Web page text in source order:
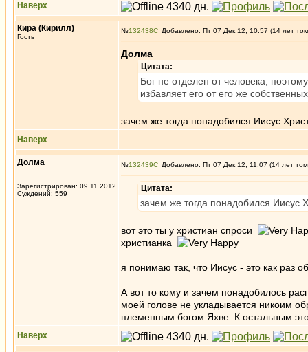
Наверх
Кира (Кирилл)
Гость
№132438 Добавлено: Пт 07 Дек 12, 10:57 (14 лет
Долма
Цитата:
Бог не отделен от человека,
избавляет его от его же
зачем же тогда понадобился Иисус
Наверх
Долма
Зарегистрирован: 09.11.2012
Суждений: 559
№132439 Добавлено: Пт 07 Дек 12, 11:07 (14 лет
Цитата:
зачем же тогда понадобился Иисус
вот это ты у христиан спроси
христианка
я понимаю так, что Иисус - это как раз
А вот то кому и зачем понадобилось
моей голове не укладывается никоим
племенным богом Яхве. К остальным
Наверх